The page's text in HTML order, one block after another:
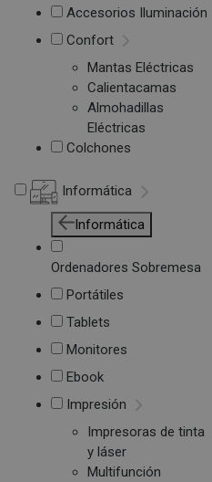
Accesorios Iluminación
Confort
Mantas Eléctricas
Calientacamas
Almohadillas
Eléctricas
Colchones
Informática
Informática
Ordenadores Sobremesa
Portátiles
Tablets
Monitores
Ebook
Impresión
Impresoras de tinta
y láser
Multifunción